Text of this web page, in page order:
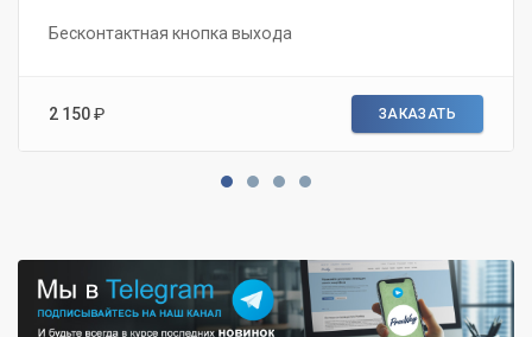
Бесконтактная кнопка выхода
2 150₽ ЗАКАЗАТЬ